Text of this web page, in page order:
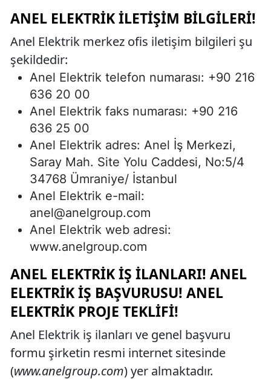
ANEL ELEKTRIK İLETIŞIM BILGILERI!
Anel Elektrik merkez ofis iletişim bilgileri şu
şekildedir:
Anel Elektrik telefon numarası: +90 216
636 20 00
Anel Elektrik faks numarası: +90 216
636 25 00
Anel Elektrik adres: Anel İş Merkezi,
Saray Mah. Site Yolu Caddesi, No:5/4
34768 Ümraniye/ İstanbul
Anel Elektrik e-mail:
anel@anelgroup.com
Anel Elektrik web adresi:
www.anelgroup.com
ANEL ELEKTRIK İŞ İLANLARI! ANEL
ELEKTRIK İŞ BAŞVURUSU! ANEL
ELEKTRIK PROJE TEKLIFI!
Anel Elektrik iş ilanları ve genel başvuru
formu şirketin resmi internet sitesinde
(www.anelgroup.com) yer almaktadır.